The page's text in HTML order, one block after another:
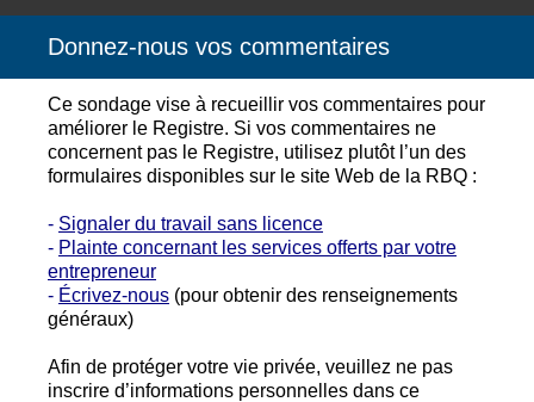
Donnez-nous vos commentaires
Ce sondage vise à recueillir vos commentaires pour
améliorer le Registre. Si vos commentaires ne
concernent pas le Registre, utilisez plutôt l’un des
formulaires disponibles sur le site Web de la RBQ :
- Signaler du travail sans licence
- Plainte concernant les services offerts par votre
entrepreneur
- Écrivez-nous (pour obtenir des renseignements
généraux)
Afin de protéger votre vie privée, veuillez ne pas
inscrire d’informations personnelles dans ce